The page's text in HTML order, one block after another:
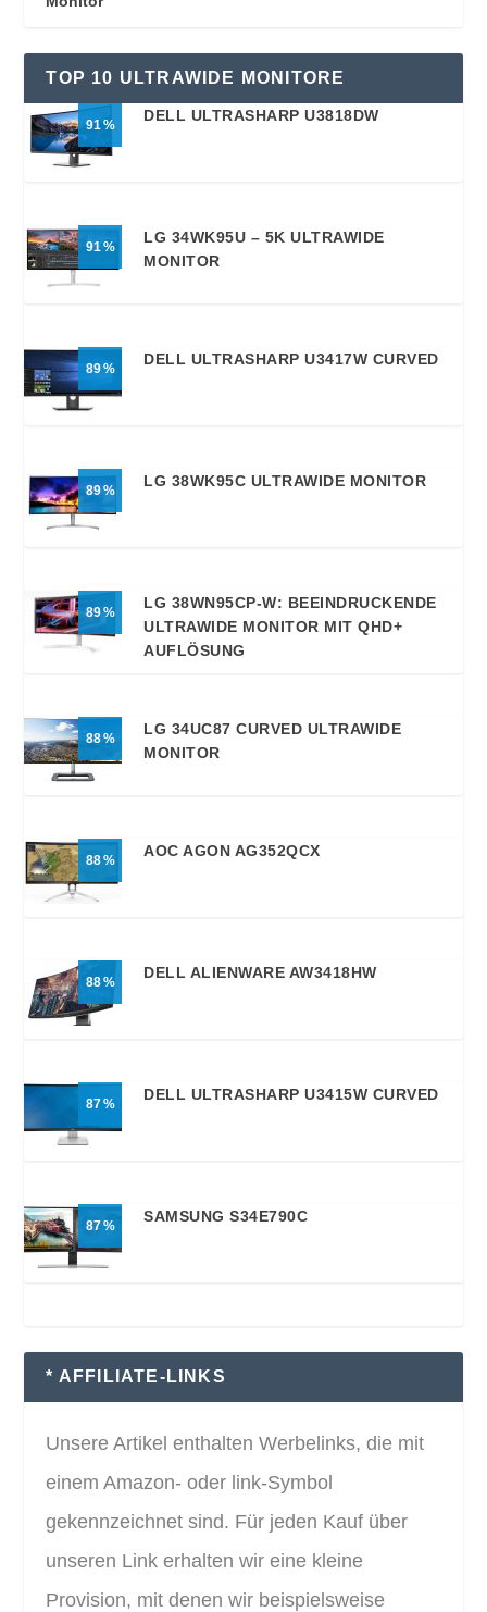
TOP 10 ULTRAWIDE MONITORE
91
DELL ULTRASHARP U3818DW
91
LG 34WK95U – 5K ULTRAWIDE
MONITOR
89
DELL ULTRASHARP U3417W CURVED
89
LG 38WK95C ULTRAWIDE MONITOR
89
LG 38WN95CP-W: BEEINDRUCKENDE
ULTRAWIDE MONITOR MIT QHD+
AUFLÖSUNG
88
LG 34UC87 CURVED ULTRAWIDE
MONITOR
88
AOC AGON AG352QCX
88
DELL ALIENWARE AW3418HW
87
DELL ULTRASHARP U3415W CURVED
87
SAMSUNG S34E790C
* AFFILIATE-LINKS
Unsere Artikel enthalten Werbelinks, die mit
einem Amazon- oder link-Symbol
gekennzeichnet sind. Für jeden Kauf über
unseren Link erhalten wir eine kleine
Provision, mit denen wir beispielsweise